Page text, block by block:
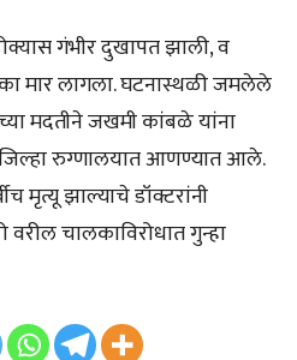
गंभीर दुखापत झाली, व
मार लागला. घटनास्थळी जमलेले
मदतीने जखमी कांबळे यांना
रुग्णालयात आणण्यात आले.
मृत्यू झाल्याचे डॉक्टरांनी
वरील चालकाविरोधात गुन्हा